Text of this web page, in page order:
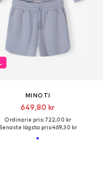
MINOTI
649,80 kr
Ordinarie pris: 722,00 kr
Senaste lägsta pris:469,30 kr